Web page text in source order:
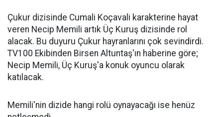
Çukur dizisinde Cumali Koçavali karakterine hayat
veren Necip Memili artık Üç Kuruş dizisinde rol
alacak. Bu duyuru Çukur hayranlarını çok sevindirdi.
TV100 Ekibinden Birsen Altuntaş'ın haberine göre;
Necip Memili, Üç Kuruş'a konuk oyuncu olarak
katılacak.
Memili'nin dizide hangi rolü oynayacağı ise henüz